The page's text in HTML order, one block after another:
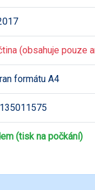
(obsahuje pouze
formátu A4
(tisk na počkání)